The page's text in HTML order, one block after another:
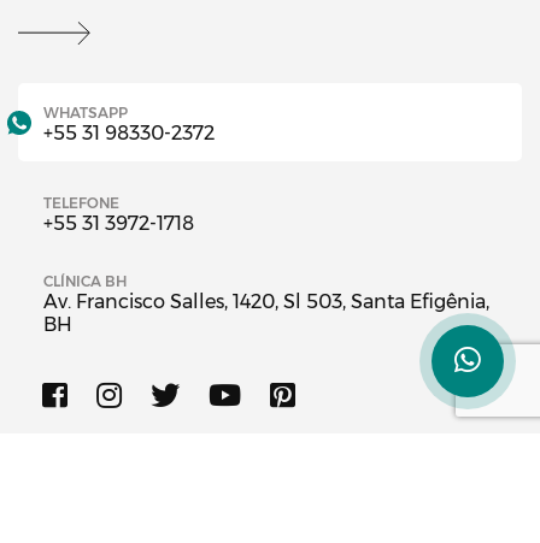
WHATSAPP
+55 31 98330-2372
TELEFONE
+55 31 3972-1718
CLÍNICA BH
Av. Francisco Salles, 1420, Sl 503, Santa Efigênia,
BH